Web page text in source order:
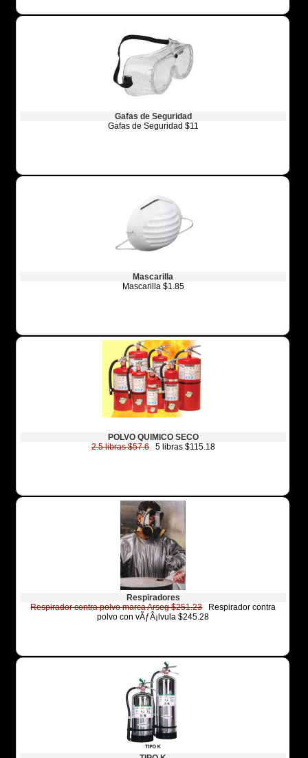
Gafas de Seguridad
Gafas de Seguridad $11
Mascarilla
Mascarilla $1.85
POLVO QUIMICO SECO
2.5 libras $57.65 libras $115.18
Respiradores
Respirador contra polvo marca Arseg $251.23Respirador contra
polvo con vÃƒÂ¡lvula $245.28